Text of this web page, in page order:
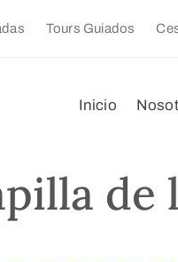
Tours Guiados
Inicio
de